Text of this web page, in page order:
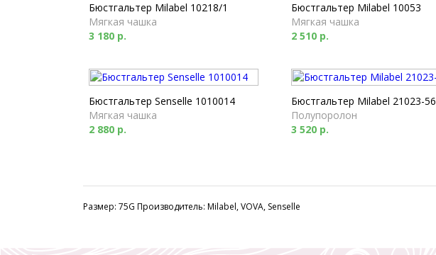
Бюстгальтер Milabel 10218/1
Мягкая чашка
3 180 р.
Бюстгальтер Milabel 10053
Мягкая чашка
2 510 р.
Бюстгальтер Senselle 1010014
Мягкая чашка
2 880 р.
Бюстгальтер Milabel 21023-56
Полупоролон
3 520 р.
Размер: 75G Производитель: Milabel, VOVA, Senselle